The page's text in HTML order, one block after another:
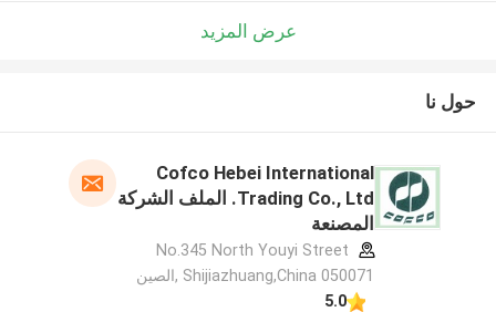
عرض المزيد
حول نا
Cofco Hebei International
Trading Co., Ltd. الملف الشركة
المصنعة
No.345 North Youyi Street
Shijiazhuang,China 050071 ,الصين
5.0